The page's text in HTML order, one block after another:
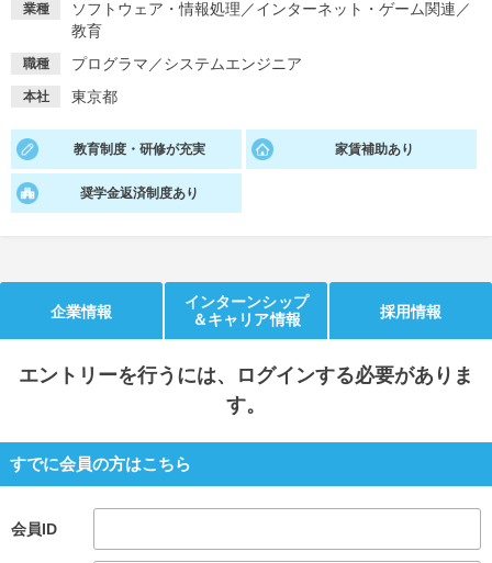
イベントを探す スカウト
就活ノウハウ・サポート
就活支援
あなたに合う仕事を診断！ 動画で対策講座をチェック
就活時事ニュースを更新 不明点があればこちら
業種 ソフトウェア・情報処理 ／インターネット・ゲーム関連 ／
教育
職種 プログラマ ／システムエンジニア
本社 東京都
教育制度・研修が充実 家賃補助あり
奨学金返済制度あり
企業情報
インターンシップ
＆キャリア情報
採用情報
エントリーを行うには、ログインする必要がありま
す。
すでに会員の方はこちら
会員ID